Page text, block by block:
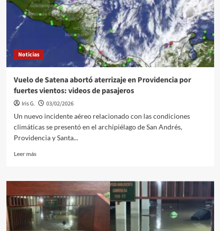
Noticias
Vuelo de Satena abortó aterrizaje en Providencia por
fuertes vientos: videos de pasajeros
Iris G.
03/02/2026
Un nuevo incidente aéreo relacionado con las condiciones
climáticas se presentó en el archipiélago de San Andrés,
Providencia y Santa...
Leer másLeer
Vuelo
Satena
abortó
aterrizaje
en